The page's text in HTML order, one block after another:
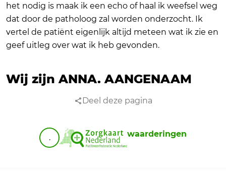
het nodig is maak ik een echo of haal ik weefsel weg
dat door de patholoog zal worden onderzocht. Ik
vertel de patiënt eigenlijk altijd meteen wat ik zie en
geef uitleg over wat ik heb gevonden.
Wij zijn ANNA.AANGENAAM
Deel deze pagina
. waarderingen